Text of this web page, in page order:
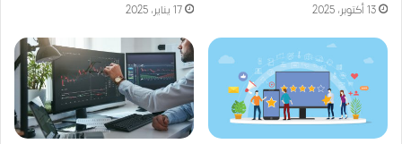
13 أكتوبر، 2025 17 يناير، 2025